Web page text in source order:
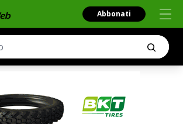
Abbonati